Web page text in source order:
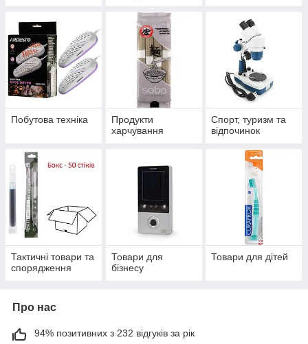
Побутова техніка
Продукти
харчування
Спорт, туризм та
відпочинок
Тактичні товари та
спорядження
Товари для
бізнесу
Товари для дітей
Про нас
94% позитивних з 232 відгуків за рік